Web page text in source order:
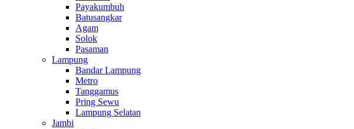
Payakumbuh
Batusangkar
Agam
Solok
Pasaman
Lampung
Bandar Lampung
Metro
Tanggamus
Pring Sewu
Lampung Selatan
Jambi